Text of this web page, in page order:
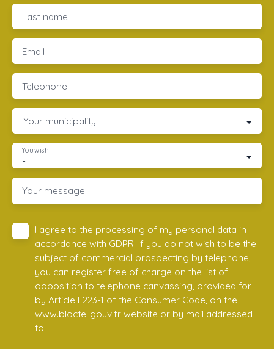
Last name
Email
Telephone
Your municipality
-
You wish
Your message
I agree to the processing of my personal data in
accordance with GDPR. If you do not wish to be the
subject of commercial prospecting by telephone,
you can register free of charge on the list of
opposition to telephone canvassing, provided for
by Article L223-1 of the Consumer Code, on the
www.bloctel.gouv.fr website or by mail addressed
to: